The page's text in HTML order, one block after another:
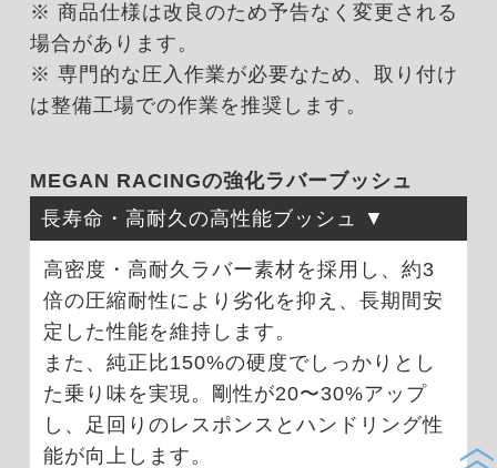
※ 商品仕様は改良のため予告なく変更される
場合があります。
※ 専門的な圧入作業が必要なため、取り付け
は整備工場での作業を推奨します。
MEGAN RACINGの強化ラバーブッシュ
長寿命・高耐久の高性能ブッシュ
高密度・高耐久ラバー素材を採用し、約3
倍の圧縮耐性により劣化を抑え、長期間安
定した性能を維持します。
また、純正比150%の硬度でしっかりとし
た乗り味を実現。剛性が20〜30%アップ
し、足回りのレスポンスとハンドリング性
能が向上します。